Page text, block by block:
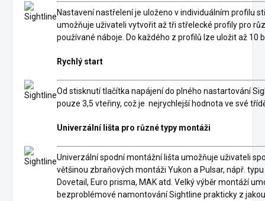
Nastavení nastřelení je uloženo v individuálním profilu
umožňuje uživateli vytvořit až tři střelecké profily pro
používané náboje. Do každého z profilů lze uložit až 10
Rychlý start
Od stisknutí tlačítka napájení do plného nastartování
pouze 3,5 vteřiny, což je nejrychlejší hodnota ve své
Univerzální lišta pro různé typy montáži
Univerzální spodní montážní lišta umožňuje uživateli
většinou zbraňových montáži Yukon a Pulsar, nápř. typu
Dovetail, Euro prisma, MAK atd. Velký výběr montáží
bezproblémové namontování Sightline prakticky z